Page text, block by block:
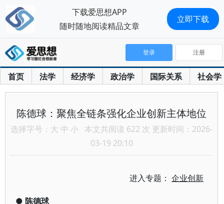
首页 法学 经济学 政治学 国际关系 社会学
登录 注册
陈德球：聚焦全链条强化企业创新主体地位
选择字号： 大 中 小 本文共阅读 622 次 更新时间：2026-
03-19 20:10
进入专题：企业创新
● 陈德球
下载爱思想APP
随时随地阅读精品文章
立即下载